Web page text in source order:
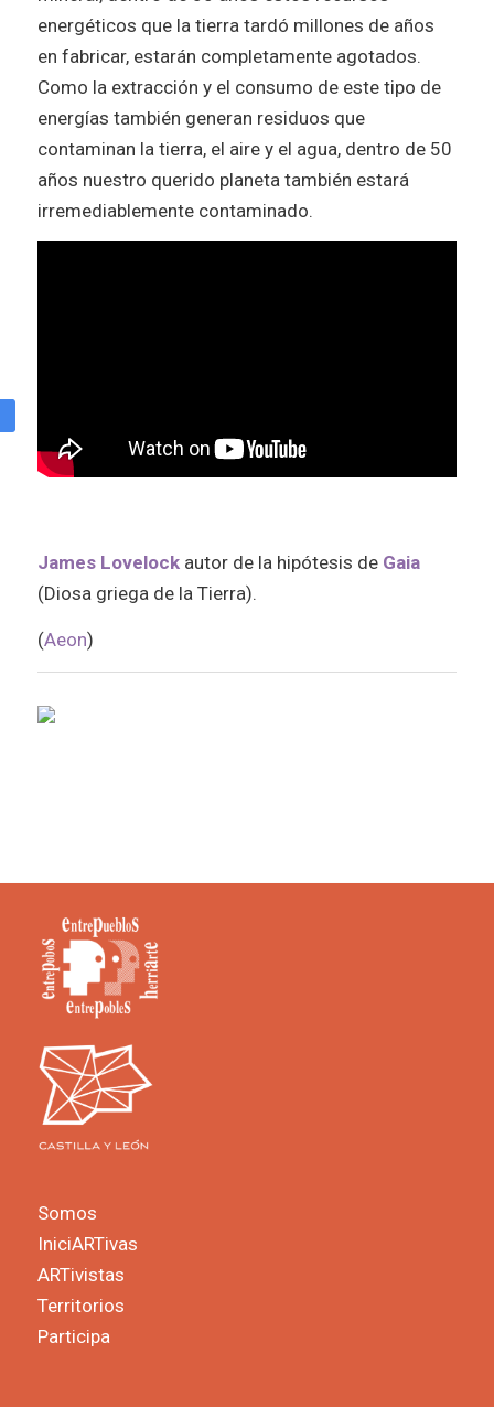
energéticos que la tierra tardó millones de años
en fabricar, estarán completamente agotados.
Como la extracción y el consumo de este tipo de
energías también generan residuos que
contaminan la tierra, el aire y el agua, dentro de 50
años nuestro querido planeta también estará
irremediablemente contaminado.
James Lovelockautor de la hipótesis de Gaia
(Diosa griega de la Tierra).
(Aeon)
Somos
IniciARTivas
ARTivistas
Territorios
Participa